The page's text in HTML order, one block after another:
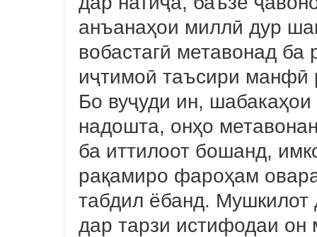
анъанаҳои миллӣ дур
вобастагӣ метавонад
иҷтимоӣ таъсири манфӣ
Бо вуҷуди ин,
надошта, онҳо
ба иттилоот бошанд,
рақамиро фароҳам
табдил ёбанд. Мушкилот
дар тарзи истифодаи